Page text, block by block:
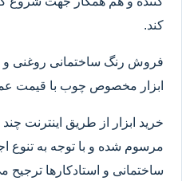
کند.
فروش رنگ ساختمانی روغنی و
ابزار مخصوص چوب با قیمت
خرید ابزار از طریق اینترنت
مرسوم شده و با توجه به تنوع
ساختمانی و استادکارها